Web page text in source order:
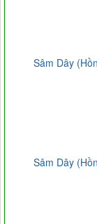
Sâm Dây
Sâm Dây